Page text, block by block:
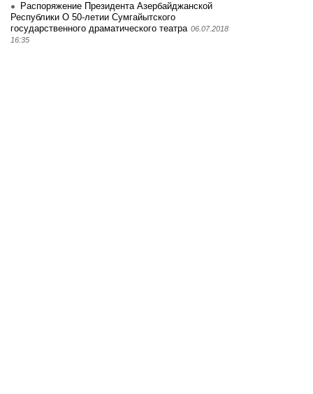
Распоряжение Президента Азербайджанской
Республики О 50-летии Сумгайытского
государственного драматического театра 06.07.2018
16:35